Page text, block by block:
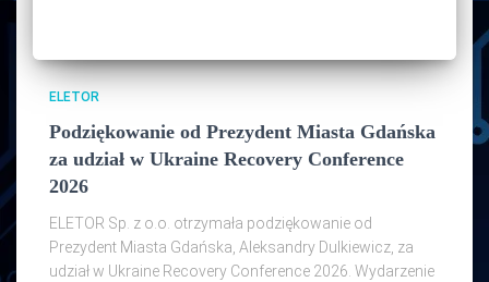
ELETOR
Podziękowanie od Prezydent Miasta Gdańska
za udział w Ukraine Recovery Conference
2026
ELETOR Sp. z o.o. otrzymała podziękowanie od
Prezydent Miasta Gdańska, Aleksandry Dulkiewicz, za
udział w Ukraine Recovery Conference 2026. Wydarzenie